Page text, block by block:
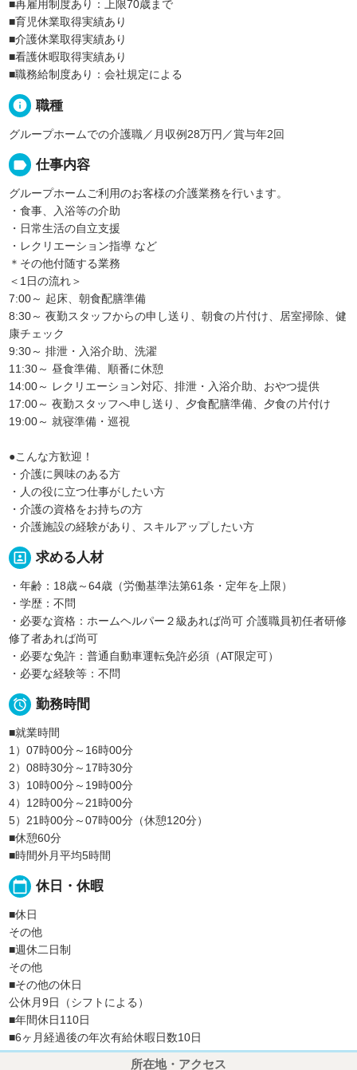
■再雇用制度あり：上限70歳まで
■育児休業取得実績あり
■介護休業取得実績あり
■看護休暇取得実績あり
■職務給制度あり：会社規定による
info 職種
グループホームでの介護職／月収例28万円／賞与年2回
label 仕事内容
グループホームご利用のお客様の介護業務を行います。
・食事、入浴等の介助
・日常生活の自立支援
・レクリエーション指導 など
＊その他付随する業務
＜1日の流れ＞
7:00～ 起床、朝食配膳準備
8:30～ 夜勤スタッフからの申し送り、朝食の片付け、居室掃除、健
康チェック
9:30～ 排泄・入浴介助、洗濯
11:30～ 昼食準備、順番に休憩
14:00～ レクリエーション対応、排泄・入浴介助、おやつ提供
17:00～ 夜勤スタッフへ申し送り、夕食配膳準備、夕食の片付け
19:00～ 就寝準備・巡視
●こんな方歓迎！
・介護に興味のある方
・人の役に立つ仕事がしたい方
・介護の資格をお持ちの方
・介護施設の経験があり、スキルアップしたい方
portrait 求める人材
・年齢：18歳～64歳（労働基準法第61条・定年を上限）
・学歴：不問
・必要な資格：ホームヘルパー２級あれば尚可 介護職員初任者研修
修了者あれば尚可
・必要な免許：普通自動車運転免許必須（AT限定可）
・必要な経験等：不問
 勤務時間
■就業時間
1）07時00分～16時00分
2）08時30分～17時30分
3）10時00分～19時00分
4）12時00分～21時00分
5）21時00分～07時00分（休憩120分）
■休憩60分
■時間外月平均5時間
calendar_today 休日・休暇
■休日
その他
■週休二日制
その他
■その他の休日
公休月9日（シフトによる）
■年間休日110日
■6ヶ月経過後の年次有給休暇日数10日
所在地・アクセス